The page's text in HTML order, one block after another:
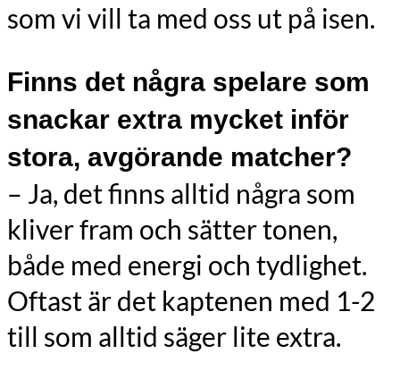
som vi vill ta med oss ut på isen.
Finns det några spelare som
snackar extra mycket inför
stora, avgörande matcher?
– Ja, det finns alltid några som
kliver fram och sätter tonen,
både med energi och tydlighet.
Oftast är det kaptenen med 1-2
till som alltid säger lite extra.